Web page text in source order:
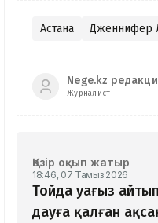
Астана Дженнифер
Nege.kz
Журналист
Қазір оқып жатыр
18:46, 07 Тамыз 2026
Тойда уағыз
дауға қалған